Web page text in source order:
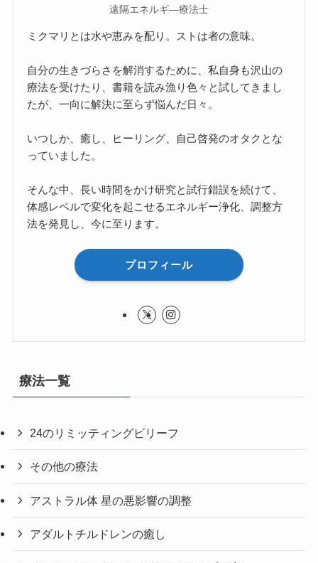
遠隔エネルギ―療法士
ミクマリとは水や恵みを配り。ストは者の意味。
自分の生きづらさを解消するために、私自身も沢山の
療法を受けたり、書籍を読み漁り色々と試してきまし
たが、一向に解決に至らず悩んだ日々。
いつしか、癒し、ヒーリング、自己啓発のオタクとな
っていました。
そんな中、長い時間をかけ研究と試行錯誤を続けて、
体感レベルで変化を起こせるエネルギー浄化、調整方
法を発見し、今に至ります。
プロフィール
療法一覧
24のリミッティングビリーフ
その他の療法
アストラル体 星の悪影響の調整
アダルトチルドレンの癒し